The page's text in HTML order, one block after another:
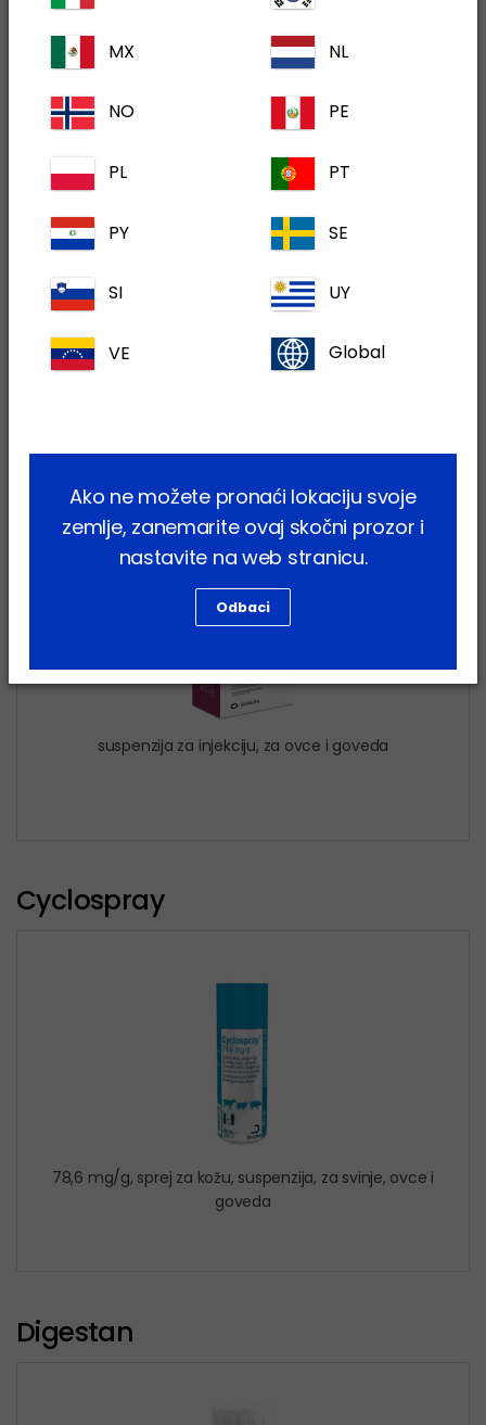
250/10 mg, tableta za ovce
500/20 mg, tableta za ovce
suspenzija za injekciju, za ovce i goveda
Cyclospray
78,6 mg/g, sprej za kožu, suspenzija, za svinje, ovce i
goveda
Digestan
MX NL
NO PE
PL PT
PY SE
SI UY
VE Global
Ako ne možete pronaći lokaciju svoje
zemlje, zanemarite ovaj skočni prozor i
nastavite na web stranicu.
Odbaci